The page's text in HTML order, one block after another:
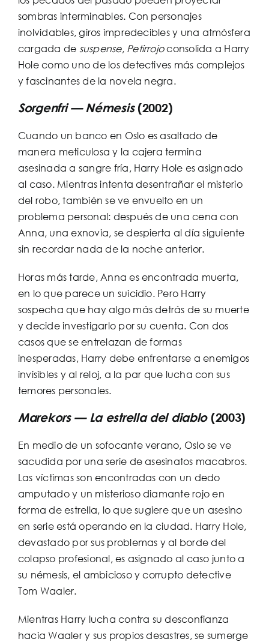
sombras interminables. Con personajes
inolvidables, giros impredecibles y una atmósfera
cargada de suspense, Petirrojoconsolida a Harry
Hole como uno de los detectives más complejos
y fascinantes de la novela negra.
Sorgenfri — Némesis(2002)
Cuando un banco en Oslo es asaltado de
manera meticulosa y la cajera termina
asesinada a sangre fría, Harry Hole es asignado
al caso. Mientras intenta desentrañar el misterio
del robo, también se ve envuelto en un
problema personal: después de una cena con
Anna, una exnovia, se despierta al día siguiente
sin recordar nada de la noche anterior.
Horas más tarde, Anna es encontrada muerta,
en lo que parece un suicidio. Pero Harry
sospecha que hay algo más detrás de su muerte
y decide investigarlo por su cuenta. Con dos
casos que se entrelazan de formas
inesperadas, Harry debe enfrentarse a enemigos
invisibles y al reloj, a la par que lucha con sus
temores personales.
Marekors — La estrella del diablo(2003)
En medio de un sofocante verano, Oslo se ve
sacudida por una serie de asesinatos macabros.
Las víctimas son encontradas con un dedo
amputado y un misterioso diamante rojo en
forma de estrella, lo que sugiere que un asesino
en serie está operando en la ciudad. Harry Hole,
devastado por sus problemas y al borde del
colapso profesional, es asignado al caso junto a
su némesis, el ambicioso y corrupto detective
Tom Waaler.
Mientras Harry lucha contra su desconfianza
hacia Waaler y sus propios desastres, se sumerge